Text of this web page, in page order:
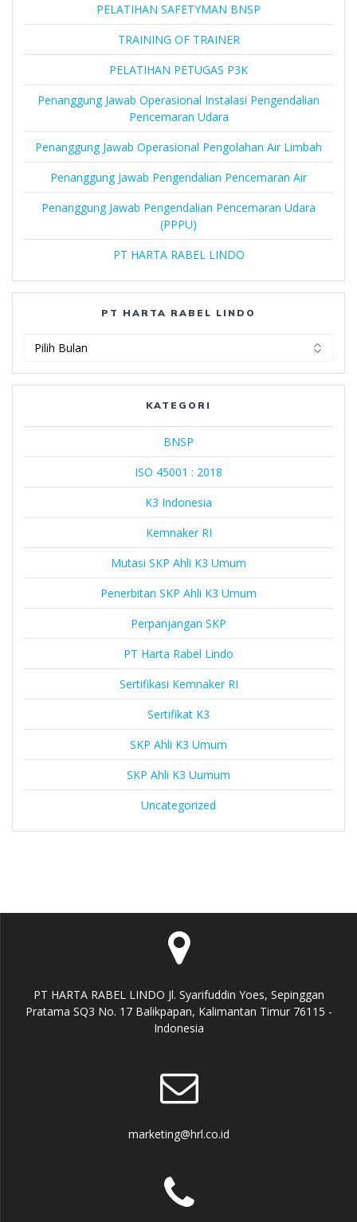
PELATIHAN SAFETYMAN BNSP
TRAINING OF TRAINER
PELATIHAN PETUGAS P3K
Penanggung Jawab Operasional Instalasi Pengendalian
Pencemaran Udara
Penanggung Jawab Operasional Pengolahan Air Limbah
Penanggung Jawab Pengendalian Pencemaran Air
Penanggung Jawab Pengendalian Pencemaran Udara
(PPPU)
PT HARTA RABEL LINDO
PT HARTA RABEL LINDO
Rabel
Lindo
KATEGORI
BNSP
ISO 45001 : 2018
K3 Indonesia
Kemnaker RI
Mutasi SKP Ahli K3 Umum
Penerbitan SKP Ahli K3 Umum
Perpanjangan SKP
PT Harta Rabel Lindo
Sertifikasi Kemnaker RI
Sertifikat K3
SKP Ahli K3 Umum
SKP Ahli K3 Uumum
Uncategorized
PT HARTA RABEL LINDO Jl. Syarifuddin Yoes, Sepinggan
Pratama SQ3 No. 17 Balikpapan, Kalimantan Timur 76115 -
Indonesia
marketing@hrl.co.id